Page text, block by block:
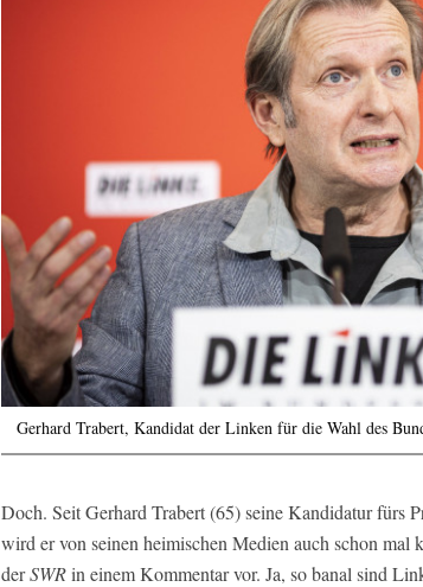
Gerhard Trabert, Kandidat der Linken für die Wahl des
Doch. Seit Gerhard Trabert (65) seine Kandidatur fürs
wird er von seinen heimischen Medien auch schon
derSWRin einem Kommentar vor. Ja, so banal sind